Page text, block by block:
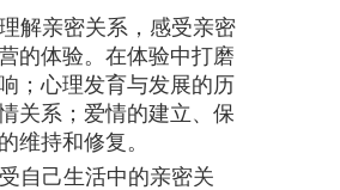
解亲密关系，感受亲密
的体验。在体验中打磨
；心理发育与发展的历
关系；爱情的建立、保
维持和修复。
自己生活中的亲密关